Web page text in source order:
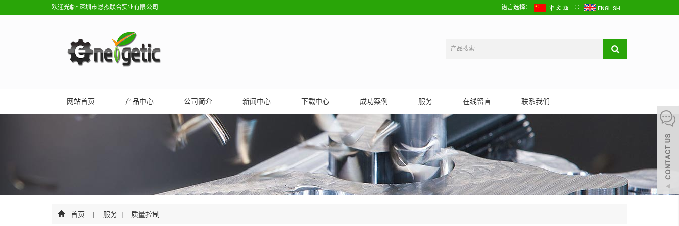
欢迎光临~深圳市恩杰联合实业有限公司 语言选择： ∷
网站首页 产品中心 公司简介 新闻中心 下载中心 成功案例 服务 在线留言 联系我们
首页 | 服务 | 质量控制